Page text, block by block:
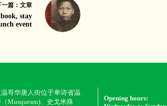
篇： 文章
stay
event
哥华唐人街位于卑诗省温
Musqueam)、史戈米殊
Opening hours: